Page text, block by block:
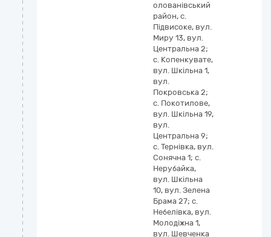
олованівський
район, с.
Підвисоке, вул.
Миру 13, вул.
Центральна 2;
с. Копенкувате,
вул. Шкільна 1,
вул.
Покровська 2;
с. Покотилове,
вул. Шкільна 19,
вул.
Центральна 9;
с. Тернівка, вул.
Сонячна 1; с.
Нерубайка,
вул. Шкільна
10, вул. Зелена
Брама 27; с.
Небелівка, вул.
Молодіжна 1,
вул. Шевченка